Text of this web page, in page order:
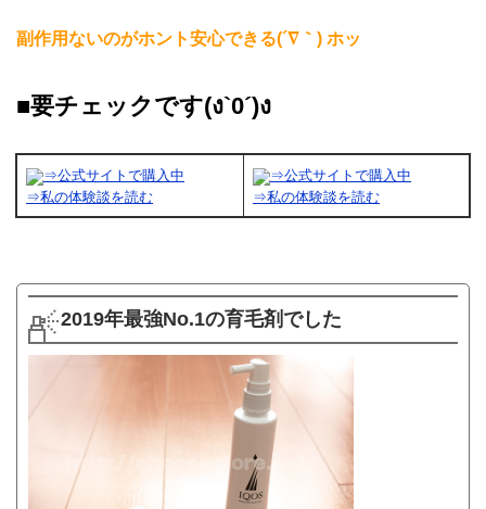
副作用ないのがホント安心できる(´∇｀) ホッ
■要チェックです(ง`0´)ง
⇒公式サイトで購入中
⇒私の体験談を読む
⇒公式サイトで購入中
⇒私の体験談を読む
2019年最強No.1の育毛剤でした